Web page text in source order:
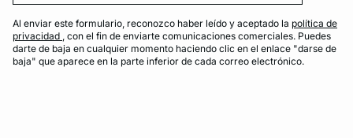
Al enviar este formulario, reconozco haber leído y aceptado la política de
privacidad , con el fin de enviarte comunicaciones comerciales. Puedes
darte de baja en cualquier momento haciendo clic en el enlace "darse de
baja" que aparece en la parte inferior de cada correo electrónico.